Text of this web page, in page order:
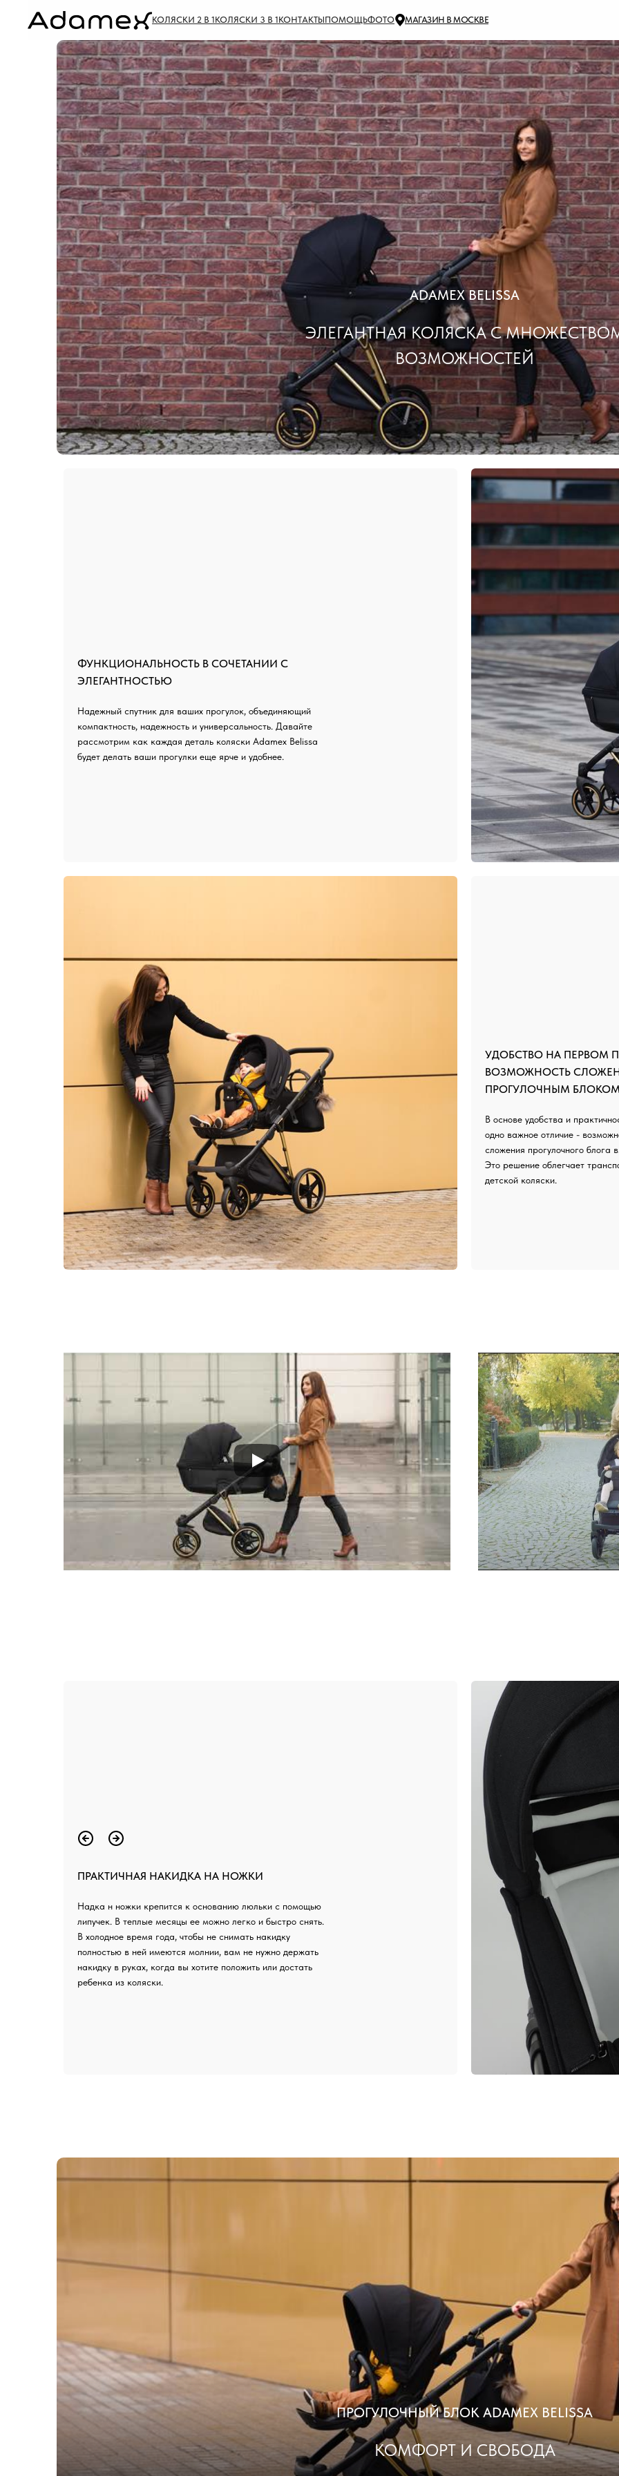
КОЛЯСКИ 2 В 1КОЛЯСКИ 3 В 1КОНТАКТЫПОМОЩЬФОТО МАГАЗИН В МОСКВЕ
ADAMEX BELISSA
ЭЛЕГАНТНАЯ КОЛЯСКА С
ВОЗМОЖНОСТЕЙ
Надежный спутник для ваших прогулок, объединяющий
компактность, надежность и универсальность. Давайте
рассмотрим как каждая деталь коляски Adamex Belissa
будет делать ваши прогулки еще ярче и удобнее.
ФУНКЦИОНАЛЬНОСТЬ В СОЧЕТАНИИ С
ЭЛЕГАНТНОСТЬЮ
В основе удобства и
одно важное отличие -
сложения прогулочного блога
Это решение облегчает
детской коляски.
УДОБСТВО НА ПЕРВОМ
ВОЗМОЖНОСТЬ
ПРОГУЛОЧНЫМ
Надка н ножки крепится к основанию люльки с помощью
липучек. В теплые месяцы ее можно легко и быстро снять.
В холодное время года, чтобы не снимать накидку
полностью в ней имеются молнии, вам не нужно держать
накидку в руках, когда вы хотите положить или достать
ребенка из коляски.
ПРАКТИЧНАЯ НАКИДКА НА НОЖКИ
ПРОГУЛОЧНЫЙ БЛОК ADAMEX BELISSA
КОМФОРТ И СВОБОДА